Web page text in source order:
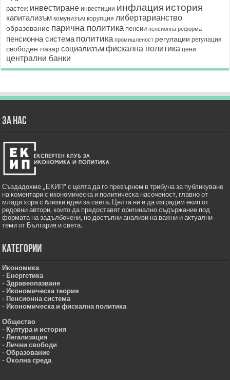
растеж инвестиране инвестиции инфлация история
капитализъм комунизъм корупция либертарианство
образование парична политика пенсии пенсионна реформа
пенсионна система политика промишленост регулации регулация
свободен пазар социализъмфискална политика цени
централни банки
ЗА НАС
Създадохме „ЕКИП” с целта да го превърнем в трибуна за публикуване
на коментари с икономическа и политическа насоченост, главно от
млади хора с близки идеи за света. Целта ни е да изградим екип от
редовни автори, които да предоставят оригинално съдържание под
формата на задълбочени, но достъпни анализи на важни и актуални
теми от България и света.
Категории
Икономика
- Енергетика
- Здравеопазване
- Икономическа теория
- Пенсионна система
- Икономическа и фискална политика
Общество
- Култура и история
- Легализация
- Лични свободи
- Образование
- Околна среда